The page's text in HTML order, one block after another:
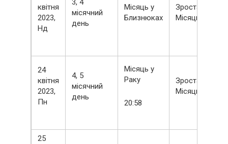
квітня
2023,
Нд
3, 4
місячний
день
Місяць у
Близнюках
Зростаючий
Місяць
24
квітня
2023,
Пн
4, 5
місячний
день
Місяць у
Раку
20:58
Зростаючий
Місяць
25